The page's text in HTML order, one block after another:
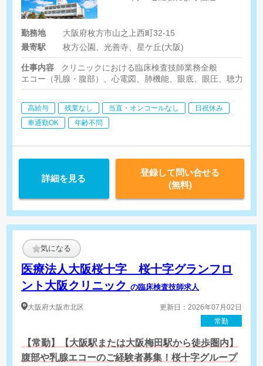
勤務地
大阪府枚方市山之上西町32-15
最寄駅
枚方公園、光善寺、星ケ丘(大阪)
仕事内容
クリニックにおける臨床検査技師業務全般
エコー（乳腺・腹部）、心電図、肺機能、眼底、眼圧、聴力、
高給与 残業なし 当直・オンコールなし
日祝休み
車通勤OK
年齢不問
詳細を見る
登録して問い合せる
(無料)
気になる
医療法人大阪桜十字 桜十字グランフロ
ント大阪クリニックの臨床検査技師求人
大阪府大阪市北区
更新日：2026年07月02日
常勤
【常勤】【大阪駅または大阪梅田駅から徒歩圏内】
腹部や乳腺エコーのご経験者募集！桜十字グループ